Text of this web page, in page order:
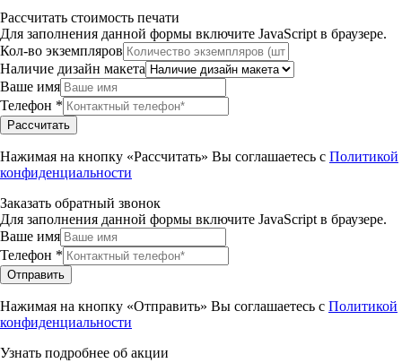
Рассчитать стоимость печати
Для заполнения данной формы включите JavaScript в браузере.
Кол-во экземпляров
Наличие дизайн макета
Ваше имя
Телефон *
Рассчитать
Нажимая на кнопку «Рассчитать» Вы соглашаетесь с Политикой
конфиденциальности
Заказать обратный звонок
Для заполнения данной формы включите JavaScript в браузере.
Ваше имя
Телефон *
Отправить
Нажимая на кнопку «Отправить» Вы соглашаетесь с Политикой
конфиденциальности
Узнать подробнее об акции